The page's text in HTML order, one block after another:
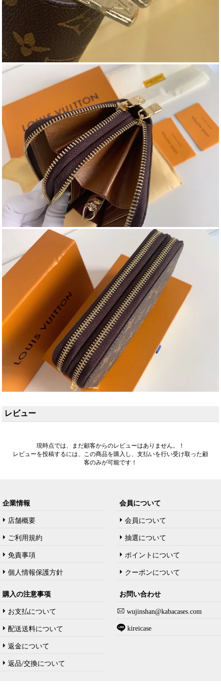
レビュー
現時点では、まだ顧客からのレビューはありません。！
レビューを投稿するには、この商品を購入し、支払いを行い受け取った顧
客のみが可能です！
企業情報
店舗概要
ご利用規約
免責事項
個人情報保護方針
会員について
会員について
抽選について
ポイントについて
クーポンについて
購入の注意事项
お支払について
配送送料について
返金について
返品/交換について
お問い合わせ
wujinshan@kabacases.com
kireicase